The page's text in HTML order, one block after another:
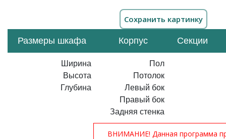
Размеры шкафа Корпус Секции
Ширина
Высота
Глубина
Пол
Потолок
Левый бок
Правый бок
Задняя стенка
ВНИМАНИЕ! Данная программа